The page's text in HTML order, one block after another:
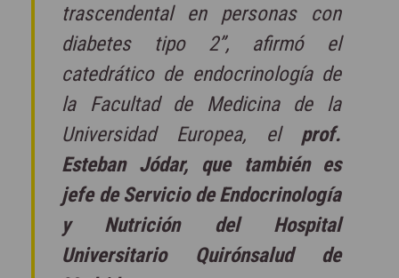
trascendental en personas con
diabetes tipo 2”, afirmó el
catedrático de endocrinología de
la Facultad de Medicina de la
Universidad Europea, el prof.
Esteban Jódar, que también es
jefe de Servicio de Endocrinología
y Nutrición del Hospital
Universitario Quirónsalud de